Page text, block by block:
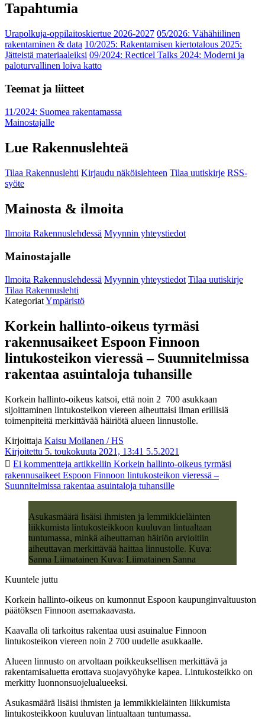
Tapahtumia
Urapolkuja-oppilaitoskiertue 2026-2027 05/2026: Vähähiilinen
rakentaminen & data 10/2025: Rakentamisen kiertotalous 2025:
Jätteistä materiaaleiksi 09/2024: Recticel Talks 2024: Moderni ja
paloturvallinen loiva katto
Teemat ja liitteet
11/2024: Suomea rakentamassa
Mainostajalle
Lue Rakennuslehteä
Tilaa Rakennuslehti Kirjaudu näköislehteen Tilaa uutiskirje RSS-
syöte
Mainosta & ilmoita
Ilmoita Rakennuslehdessä Myynnin yhteystiedot
Mainostajalle
Ilmoita Rakennuslehdessä Myynnin yhteystiedot Tilaa uutiskirje
Tilaa Rakennuslehti
KategoriatYmpäristö
Korkein hallinto-oikeus tyrmäsi
rakennusaikeet Espoon Finnoon
lintukosteikon vieressä – Suunnitelmissa
rakentaa asuintaloja tuhansille
Korkein hallinto-oikeus katsoi, että noin 2 700 asukkaan
sijoittaminen lintukosteikon viereen aiheuttaisi ilman erillisiä
toimenpiteitä merkittävää häiriötä alueen linnustolle.
Kirjoittaja Kaisu Moilanen / HS
Kirjoitettu 5. toukokuuta 2021, 13:41 5.5.2021
Ei kommentteja artikkeliin Korkein hallinto-oikeus tyrmäsi
rakennusaikeet Espoon Finnoon lintukosteikon vieressä –
Suunnitelmissa rakentaa asuintaloja tuhansille
Asukasmäärä lisäisi ihmisten ja lemmikkieläinten
liikkumista lintukosteikkoon kuuluvan lintualtaan
tuntumassa, minkä aiheuttaman häiriön arvioitiin
aiheuttavan merkittävää haittaa linnustolle. Kuva:
Sanna Liimatainen Kuva: Liimatainen Sanna
Kuuntele juttu
Korkein hallinto-oikeus on kumonnut Espoon kaupunginvaltuuston
päätöksen Finnoon asemakaavasta.
Kaavalla oli tarkoitus rakentaa uusi asuinalue Finnoon
lintukosteikon viereen noin 2 700 uudelle asukkaalle.
Alueen linnusto on arvoltaan poikkeuksellisen merkittävä ja
rakentamisaluetta erottava suojavyöhyke kapea. Lintukosteikko on
merkitty luonnonsuojelualueeksi.
Asukasmäärä lisäisi ihmisten ja lemmikkieläinten liikkumista
lintukosteikkoon kuuluvan lintualtaan tuntumassa.